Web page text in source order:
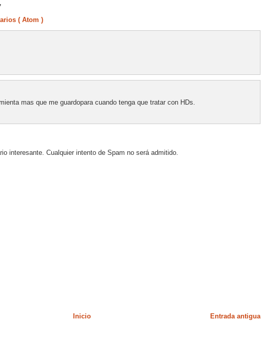
( Atom )
mas que me guardopara cuando tenga que tratar con HDs.
interesante. Cualquier intento de Spam no será admitido.
Entrada antigua
Inicio